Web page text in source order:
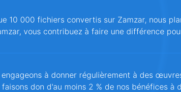
10 000 fichiers convertis sur Zamzar, nous
vous contribuez à faire une différence
engageons à donner régulièrement à des
faisons don d'au moins 2 % de nos bénéfices à